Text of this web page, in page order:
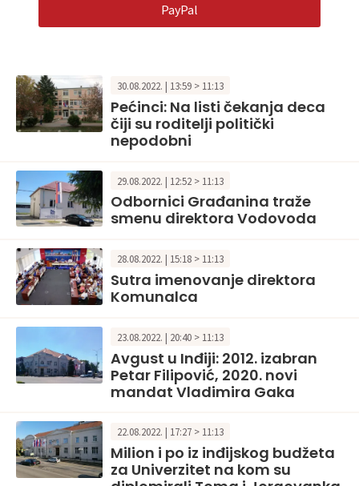
PayPal
30.08.2022. | 13:59 > 11:13
Pećinci: Na listi čekanja deca
čiji su roditelji politički
nepodobni
29.08.2022. | 12:52 > 11:13
Odbornici Građanina traže
smenu direktora Vodovoda
28.08.2022. | 15:18 > 11:13
Sutra imenovanje direktora
Komunalca
23.08.2022. | 20:40 > 11:13
Avgust u Inđiji: 2012. izabran
Petar Filipović, 2020. novi
mandat Vladimira Gaka
22.08.2022. | 17:27 > 11:13
Milion i po iz inđijskog budžeta
za Univerzitet na kom su